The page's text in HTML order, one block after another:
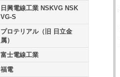
日興電線工業 NSKVG NSK
VG-S
プロテリアル（旧 日立金
属）
富士電線工業
福電